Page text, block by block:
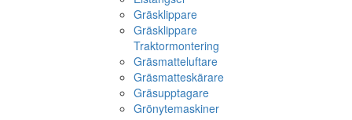
Gräsklippare
Gräsklippare
Traktormontering
Gräsmatteluftare
Gräsmatteskärare
Gräsupptagare
Grönytemaskiner